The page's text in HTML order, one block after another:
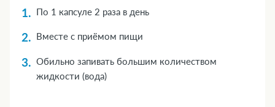
По 1 капсуле 2 раза в день
Вместе с приёмом пищи
Обильно запивать большим количеством
жидкости (вода)